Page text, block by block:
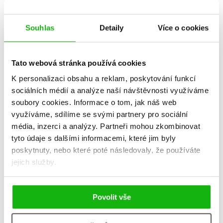
Souhlas Detaily Více o cookies
Tato webová stránka používá cookies
K personalizaci obsahu a reklam, poskytování funkcí
sociálních médií a analýze naší návštěvnosti využíváme
soubory cookies. Informace o tom, jak náš web
využíváme, sdílíme se svými partnery pro sociální
média, inzerci a analýzy. Partneři mohou zkombinovat
tyto údaje s dalšími informacemi, které jim byly
poskytnuty, nebo které poté následovaly, že používáte
jejich služby.
Povolit vše
Jé!
Daniela Fischerová
294 Kč368 Kč
Život a jiné maličkosti
Jiří Šlosr
159 Kč199 Kč